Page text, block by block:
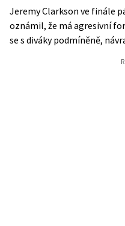
Jeremy Clarkson ve finále
oznámil, že má agresivní
se s diváky podmíněně,